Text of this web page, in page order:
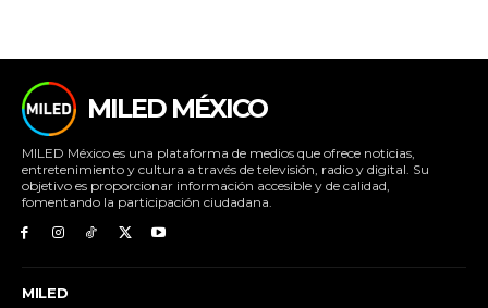
MILED MÉXICO
MILED México es una plataforma de medios que ofrece noticias,
entretenimiento y cultura a través de televisión, radio y digital. Su
objetivo es proporcionar información accesible y de calidad,
fomentando la participación ciudadana.
MILED